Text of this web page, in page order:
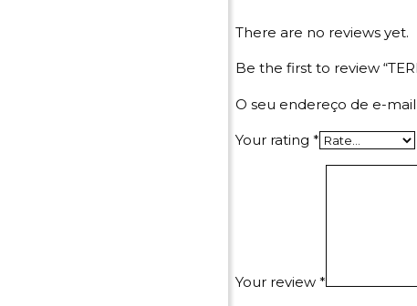
There are no reviews yet.
Be the first to review
O seu endereço de e-
Your rating *
Your review *